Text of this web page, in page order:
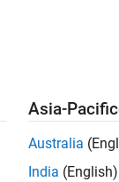
Asia-
Australia
India (English)